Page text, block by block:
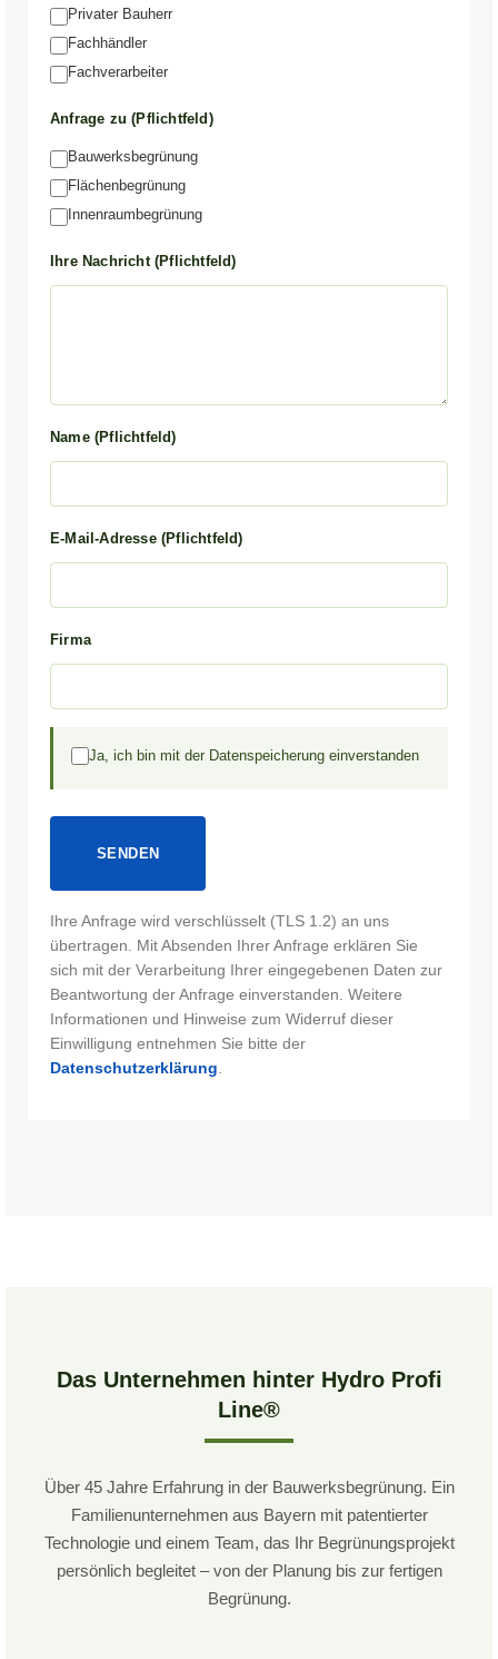
Privater Bauherr
Fachhändler
Fachverarbeiter
Anfrage zu (Pflichtfeld)
Bauwerksbegrünung
Flächenbegrünung
Innenraumbegrünung
Ihre Nachricht (Pflichtfeld)
Name (Pflichtfeld)
E-Mail-Adresse (Pflichtfeld)
Firma
Ja, ich bin mit der Datenspeicherung einverstanden
Ihre Anfrage wird verschlüsselt (TLS 1.2) an uns
übertragen. Mit Absenden Ihrer Anfrage erklären Sie
sich mit der Verarbeitung Ihrer eingegebenen Daten zur
Beantwortung der Anfrage einverstanden. Weitere
Informationen und Hinweise zum Widerruf dieser
Einwilligung entnehmen Sie bitte der
Datenschutzerklärung
Das Unternehmen hinter Hydro Profi
Line®
Über 45 Jahre Erfahrung in der Bauwerksbegrünung. Ein
Familienunternehmen aus Bayern mit patentierter
Technologie und einem Team, das Ihr Begrünungsprojekt
persönlich begleitet – von der Planung bis zur fertigen
Begrünung.